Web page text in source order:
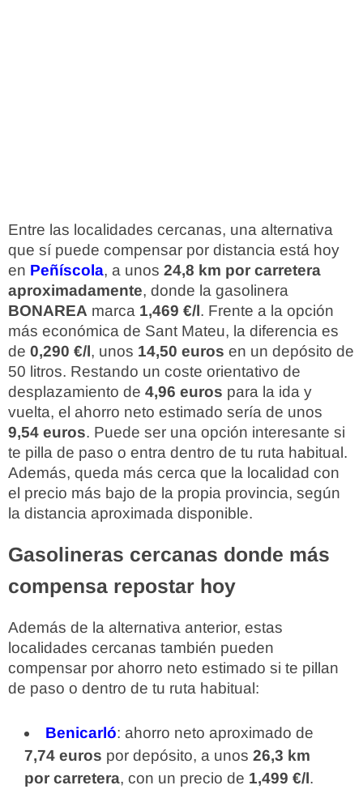
Entre las localidades cercanas, una alternativa
que sí puede compensar por distancia está hoy
en Peñíscola, a unos 24,8 km por carretera
aproximadamente, donde la gasolinera
BONAREA marca 1,469 €/l. Frente a la opción
más económica de Sant Mateu, la diferencia es
de 0,290 €/l, unos 14,50 euros en un depósito de
50 litros. Restando un coste orientativo de
desplazamiento de 4,96 euros para la ida y
vuelta, el ahorro neto estimado sería de unos
9,54 euros. Puede ser una opción interesante si
te pilla de paso o entra dentro de tu ruta habitual.
Además, queda más cerca que la localidad con
el precio más bajo de la propia provincia, según
la distancia aproximada disponible.
Gasolineras cercanas donde más
compensa repostar hoy
Además de la alternativa anterior, estas
localidades cercanas también pueden
compensar por ahorro neto estimado si te pillan
de paso o dentro de tu ruta habitual:
Benicarló: ahorro neto aproximado de
7,74 euros por depósito, a unos 26,3 km
por carretera, con un precio de 1,499 €/l.